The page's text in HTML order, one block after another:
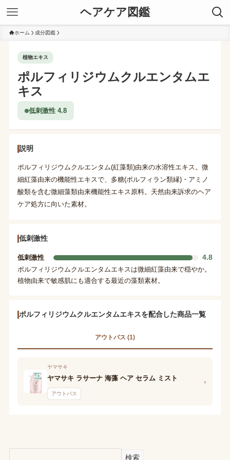
ヘアケア図鑑
ホーム 成分図鑑
植物エキス
ポルフィリジウムクルエンタムエ
キス
低刺激性 4.8
説明
ポルフィリジウムクルエンタム(紅藻類)由来の水溶性エキス。微
細紅藻由来の機能性エキスで、多糖(ポルフィラン類縁)・アミノ
酸類を含む微細藻類由来機能性エキス原料。天然由来訴求のヘア
ケア処方に向いた素材。
低刺激性
低刺激性 4.8
ポルフィリジウムクルエンタムエキスは微細紅藻由来で穏やか。
植物由来で敏感肌にも適合する最近の藻類素材。
ポルフィリジウムクルエンタムエキスを配合した商品一覧
アウトバス (1)
ヤマサキ
ヤマサキ ラサーナ 海藻 ヘア セラム ミスト
アウトバス
›
検索